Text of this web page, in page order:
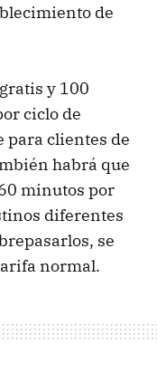
de
y 100
ciclo de
para clientes de
habrá que
minutos por
diferentes
se
normal.